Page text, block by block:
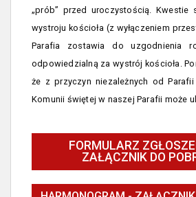
„prób” przed uroczystością.
wystroju kościoła (z wyłączeniem
Parafia zostawia do uzgodnienia
odpowiedzialną za wystrój kościoła.
że z przyczyn niezależnych od
Komunii świętej w naszej Parafii może
FORMULARZ
ZAŁĄCZNIK DO